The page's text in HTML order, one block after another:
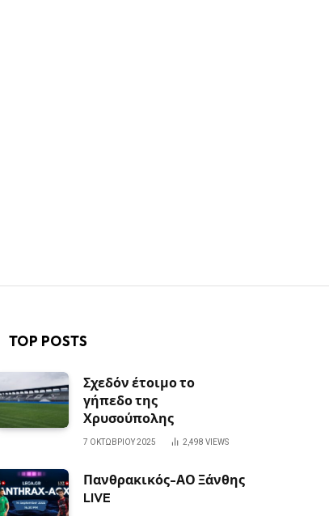
TOP POSTS
Σχεδόν έτοιμο το
γήπεδο της
Χρυσούπολης
7 ΟΚΤΩΒΡΊΟΥ 2025 2,498 VIEWS
Πανθρακικός-ΑΟ Ξάνθης
LIVE